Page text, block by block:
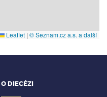
Leaflet | © Seznam.cz a.s. a další
O DIECÉZI